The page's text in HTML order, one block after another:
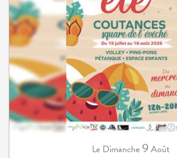
Le Dimanche9Août